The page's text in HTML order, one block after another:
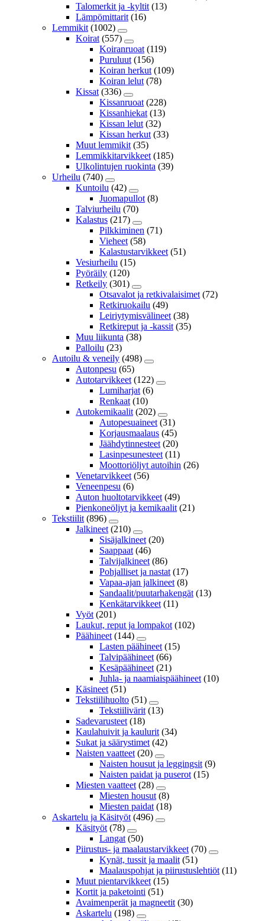
Talomerkit ja -kyltit (13)
Lämpömittarit (16)
Lemmikit (1002)
Koirat (557)
Koiranruoat (119)
Puruluut (156)
Koiran herkut (109)
Koiran lelut (78)
Kissat (336)
Kissanruoat (228)
Kissanhiekat (13)
Kissan lelut (32)
Kissan herkut (33)
Muut lemmikit (35)
Lemmikkitarvikkeet (185)
Ulkolintujen ruokinta (39)
Urheilu (740)
Kuntoilu (42)
Juomapullot (8)
Talviurheilu (70)
Kalastus (217)
Pilkkiminen (71)
Vieheet (58)
Kalastustarvikkeet (51)
Vesiurheilu (15)
Pyöräily (120)
Retkeily (301)
Otsavalot ja retkivalaisimet (72)
Retkiruokailu (49)
Leiriytymisvälineet (38)
Retkireput ja -kassit (35)
Muu liikunta (38)
Palloilu (23)
Autoilu & veneily (498)
Autonpesu (65)
Autotarvikkeet (122)
Lumiharjat (6)
Renkaat (10)
Autokemikaalit (202)
Autopesuaineet (31)
Korjausmaalaus (45)
Jäähdytinnesteet (20)
Lasinpesunesteet (11)
Moottoriöljyt autoihin (26)
Venetarvikkeet (56)
Veneenpesu (6)
Auton huoltotarvikkeet (49)
Pienkoneöljyt ja kemikaalit (21)
Tekstiilit (896)
Jalkineet (210)
Sisäjalkineet (20)
Saappaat (46)
Talvijalkineet (86)
Pohjalliset ja nastat (17)
Vapaa-ajan jalkineet (8)
Sandaalit/puutarhakengät (13)
Kenkätarvikkeet (11)
Vyöt (201)
Laukut, reput ja lompakot (102)
Päähineet (144)
Lasten päähineet (15)
Talvipäähineet (66)
Kesäpäähineet (21)
Juhla- ja naamiaispäähineet (10)
Käsineet (51)
Tekstiilihuolto (51)
Tekstiilivärit (13)
Sadevarusteet (18)
Kaulahuivit ja kaulurit (34)
Sukat ja säärystimet (42)
Naisten vaatteet (20)
Naisten housut ja leggingsit (9)
Naisten paidat ja puserot (15)
Miesten vaatteet (28)
Miesten housut (8)
Miesten paidat (18)
Askartelu ja Käsityöt (496)
Käsityöt (78)
Langat (50)
Piirustus- ja maalaustarvikkeet (70)
Kynät, tussit ja maalit (51)
Maalauspohjat ja piirustuslehtiöt (11)
Muut pientarvikkeet (15)
Kortit ja paketointi (51)
Avaimenperät ja magneetit (30)
Askartelu (198)